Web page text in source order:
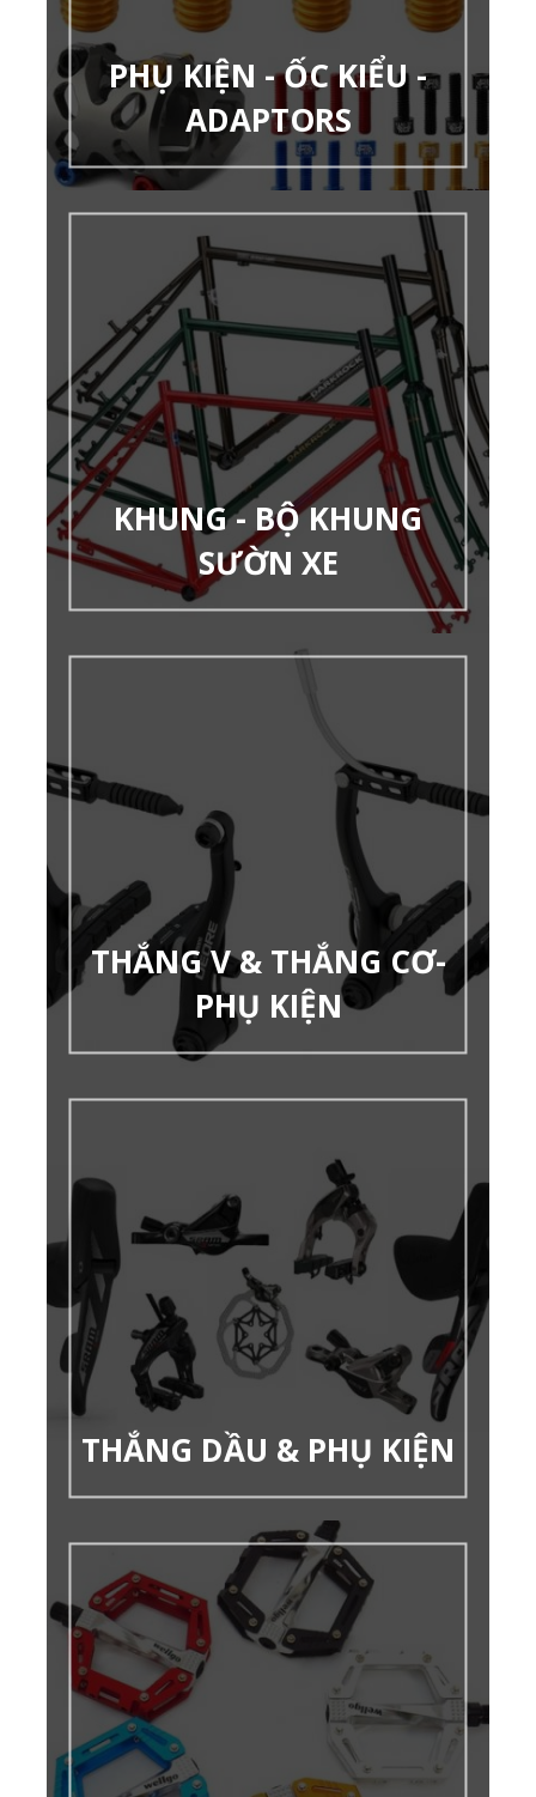
PHỤ KIỆN - ỐC KIỂU -
ADAPTORS
KHUNG - BỘ KHUNG
SƯỜN XE
THẮNG V & THẮNG CƠ-
PHỤ KIỆN
THẮNG DẦU & PHỤ KIỆN